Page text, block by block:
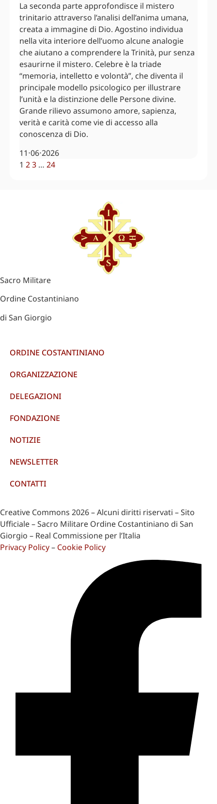
La seconda parte approfondisce il mistero
trinitario attraverso l’analisi dell’anima umana,
creata a immagine di Dio. Agostino individua
nella vita interiore dell’uomo alcune analogie
che aiutano a comprendere la Trinità, pur senza
esaurirne il mistero. Celebre è la triade
“memoria, intelletto e volontà”, che diventa il
principale modello psicologico per illustrare
l’unità e la distinzione delle Persone divine.
Grande rilievo assumono amore, sapienza,
verità e carità come vie di accesso alla
conoscenza di Dio.
11⋅06⋅2026
1 23 … 24
Sacro Militare
Ordine Costantiniano
di San Giorgio
ORDINE COSTANTINIANO
ORGANIZZAZIONE
DELEGAZIONI
FONDAZIONE
NOTIZIE
NEWSLETTER
CONTATTI
Creative Commons 2026 – Alcuni diritti riservati – Sito
Ufficiale – Sacro Militare Ordine Costantiniano di San
Giorgio – Real Commissione per l’Italia
Privacy Policy– Cookie Policy